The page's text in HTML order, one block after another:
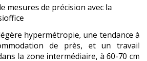
mesures de précision avec la
hypermétropie, une tendance à
de près, et un travail
la zone intermédiaire, à 60-70 cm